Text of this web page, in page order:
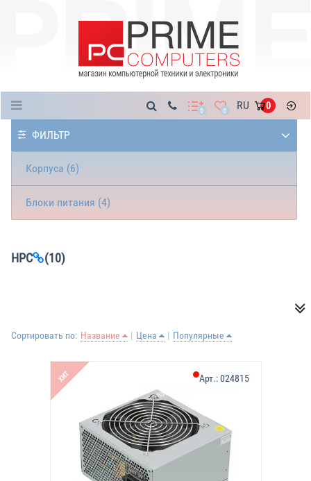
0 0 RU 0
ФИЛЬТР
Корпуса (6)
Блоки питания (4)
HPC (10)
Сортировать по: Название Цена Популярные
ХИТ Арт.:024815